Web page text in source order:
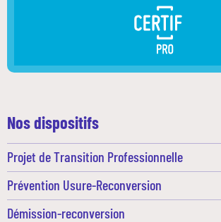
Nos dispositifs
Projet de Transition Professionnelle
Prévention Usure-Reconversion
Démission-reconversion